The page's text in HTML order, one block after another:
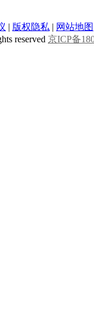
| 版权隐私 | 网站地图
reserved 京ICP备